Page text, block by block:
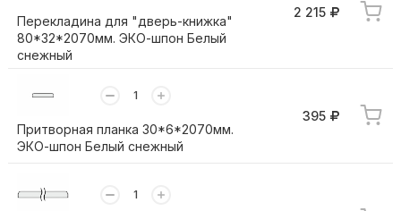
Перекладина для "дверь-книжка"
80*32*2070мм. ЭКО-шпон Белый
снежный
2 215
Притворная планка 30*6*2070мм.
ЭКО-шпон Белый снежный
395